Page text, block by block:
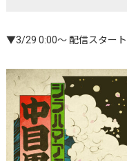
▼3/29 0:00〜 配信スタート